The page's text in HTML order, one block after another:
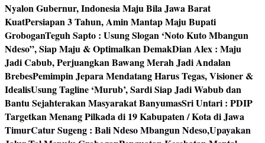
Nyalon Gubernur, Indonesia Maju Bila Jawa Barat
KuatPersiapan 3 Tahun, Amin Mantap Maju Bupati
GroboganTeguh Sapto : Usung Slogan ‘Noto Kuto Mbangun
Ndeso”, Siap Maju & Optimalkan DemakDian Alex : Maju
Jadi Cabub, Perjuangkan Bawang Merah Jadi Andalan
BrebesPemimpin Jepara Mendatang Harus Tegas, Visioner &
IdealisUsung Tagline ‘Murub’, Sardi Siap Jadi Wabub dan
Bantu Sejahterakan Masyarakat BanyumasSri Untari : PDIP
Targetkan Menang Pilkada di 19 Kabupaten / Kota di Jawa
TimurCatur Sugeng : Bali Ndeso Mbangun Ndeso,Upayakan